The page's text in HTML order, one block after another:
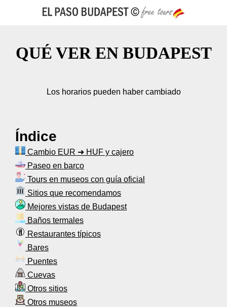
QUÉ VER EN BUDAPEST
Los horarios pueden haber cambiado
Índice
Cambio EUR ➜ HUF y cajero
Paseo en barco
Tours en museos con guía oficial
Sitios que recomendamos
Mejores vistas de Budapest
Baños termales
Restaurantes típicos
Bares
Puentes
Cuevas
Otros sitios
Otros museos